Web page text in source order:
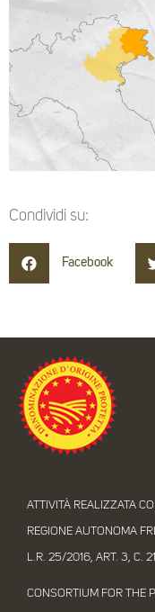
Condividi su:
Facebook
ATTIVITÀ REALIZZATA
REGIONE AUTONOMA
L.R. 25/2016, ART. 3, C.
CONSORTIUM FOR THE